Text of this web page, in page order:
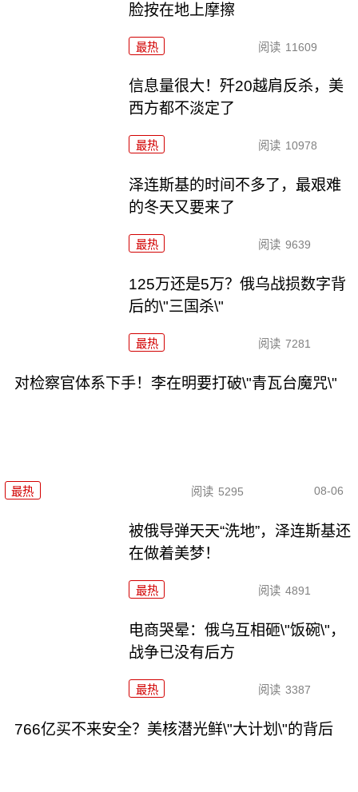
脸按在地上摩擦
最热 阅读 11609
信息量很大！歼20越肩反杀，美
西方都不淡定了
最热 阅读 10978
泽连斯基的时间不多了，最艰难
的冬天又要来了
最热 阅读 9639
125万还是5万？俄乌战损数字背
后的\"三国杀\"
最热 阅读 7281
对检察官体系下手！李在明要打破\"青瓦台魔咒\"
最热 阅读 5295 08-06
被俄导弹天天“洗地”，泽连斯基还
在做着美梦！
最热 阅读 4891
电商哭晕：俄乌互相砸\"饭碗\"，
战争已没有后方
最热 阅读 3387
766亿买不来安全？美核潜光鲜\"大计划\"的背后